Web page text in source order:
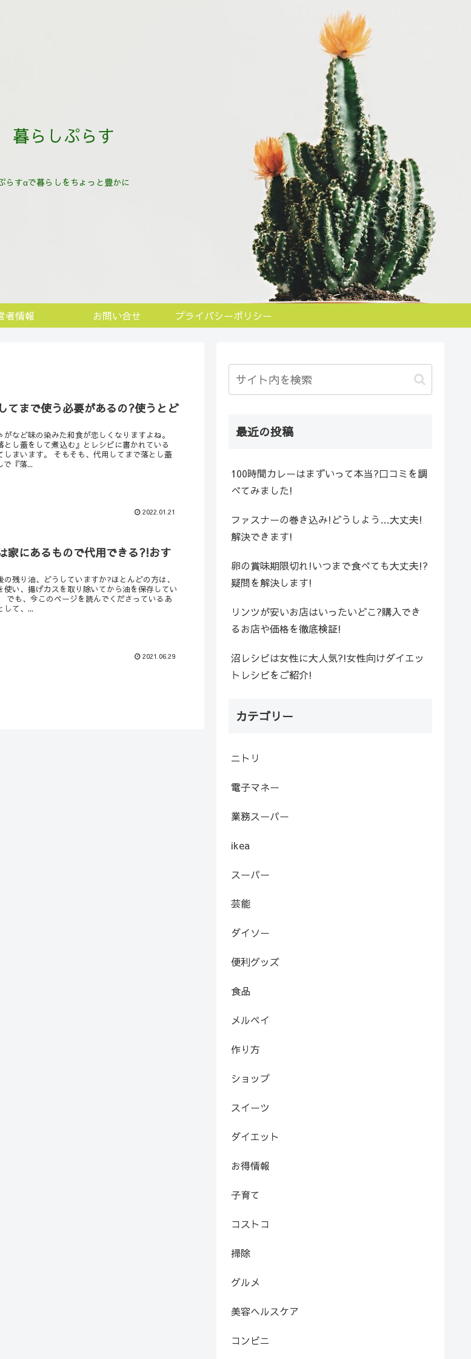
暮らしぷらす
らすαで暮らしをちょっと豊かに
者情報 お問い合せ プライバシーポリシー
てまで使う必要があるの?使うとど
など味の染みた和食が恋しくなりますよね。
し蓋をして煮込む』とレシピに書かれている
しまいます。 そもそも、代用してまで落とし蓋
で『落...
2022.01.21
家にあるもので代用できる?!おす
残り油、どうしていますか?ほとんどの方は、
使い、揚げカスを取り除いてから油を保存してい
でも、今このページを読んでくださっているあ
して、...
2021.06.29
最近の投稿
100時間カレーはまずいって本当?口コミを調
べてみました!
ファスナーの巻き込み!どうしよう…大丈夫!
解決できます!
卵の賞味期限切れ!いつまで食べても大丈夫!?
疑問を解決します!
リンツが安いお店はいったいどこ?購入でき
るお店や価格を徹底検証!
沼レシピは女性に大人気?!女性向けダイエッ
トレシピをご紹介!
カテゴリー
ニトリ
電子マネー
業務スーパー
ikea
スーパー
芸能
ダイソー
便利グッズ
食品
メルペイ
作り方
ショップ
スイーツ
ダイエット
お得情報
子育て
コストコ
掃除
グルメ
美容ヘルスケア
コンビニ